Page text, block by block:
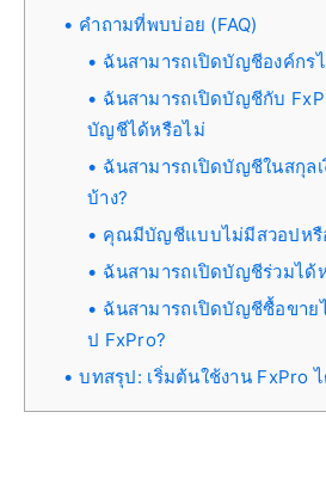
คำถามที่พบบ่อย (FAQ)
ฉันสามารถเปิดบัญชีองค์กร
ฉันสามารถเปิดบัญชีกับ
บัญชีได้หรือไม่
ฉันสามารถเปิดบัญชีในสกุล
บ้าง?
คุณมีบัญชีแบบไม่มีสวอปหรื
ฉันสามารถเปิดบัญชีร่วมได้
ฉันสามารถเปิดบัญชีซื้อขา
ป FxPro?
บทสรุป: เริ่มต้นใช้งาน FxPro